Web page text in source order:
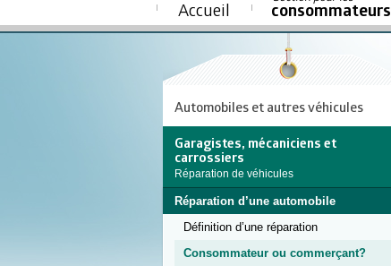
Accueil consommateurs
Automobiles et autres véhicules
Garagistes, mécaniciens et
carrossiers
Réparation de véhicules
Réparation d’une automobile
Définition d’une réparation
Consommateur ou commerçant?